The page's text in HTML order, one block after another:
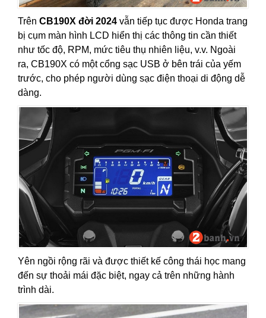
Trên CB190X đời 2024 vẫn tiếp tục được Honda trang
bị cụm màn hình LCD hiển thị các thông tin cần thiết
như tốc độ, RPM, mức tiêu thụ nhiên liệu, v.v. Ngoài
ra, CB190X có một cổng sạc USB ở bên trái của yếm
trước, cho phép người dùng sạc điện thoại di động dễ
dàng.
Yên ngồi rộng rãi và được thiết kế công thái học mang
đến sự thoải mái đặc biệt, ngay cả trên những hành
trình dài.